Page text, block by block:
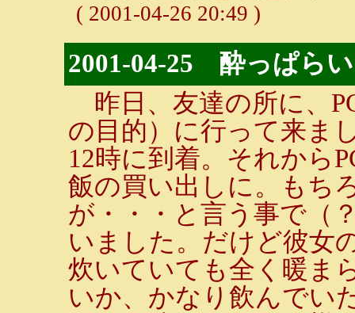
( 2001-04-26 20:49 )
2001-04-25 酔っぱら
昨日、友達の所に、
の目的）に行って来ま
12時に到着。それから
飯の買い出しに。もち
が・・・と言う事で（
いました。だけど彼女
炊いていても全く暖ま
いか、かなり飲んでい